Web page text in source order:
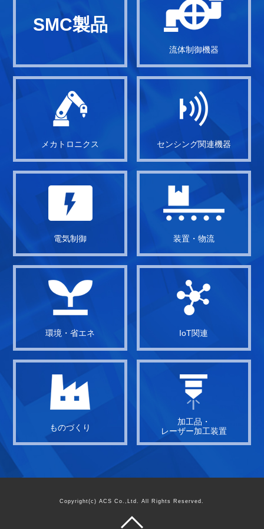
SMC製品
流体制御機器
メカトロニクス センシング関連機器
電気制御 装置・物流
環境・省エネ IoT関連
ものづくり
加工品・
レーザー加工装置
Copyright(c) ACS Co.,Ltd. All Rights Reserved.